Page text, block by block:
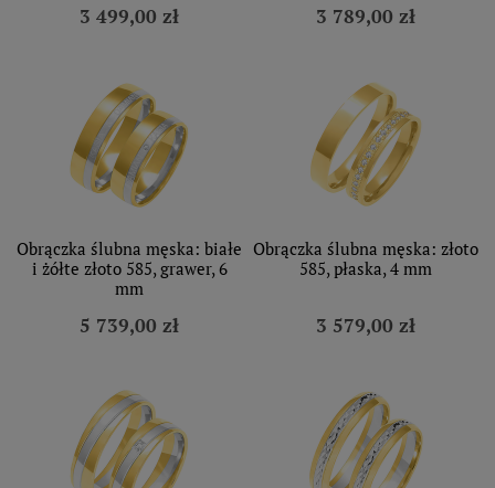
3 499,00 zł 3 789,00 zł
Obrączka ślubna męska: białe
i żółte złoto 585, grawer, 6
mm
5 739,00 zł
Obrączka ślubna męska: złoto
585, płaska, 4 mm
3 579,00 zł